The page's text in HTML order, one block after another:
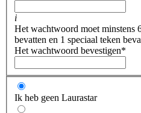
i
Het wachtwoord moet minstens
bevatten en 1 speciaal teken
Het wachtwoord bevestigen*
Ik heb geen Laurastar